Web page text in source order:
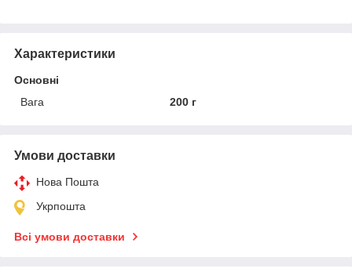
Характеристики
Основні
Вага
200 г
Умови доставки
Нова Пошта
Укрпошта
Всі умови доставки